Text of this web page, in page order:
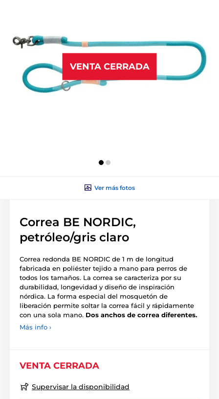
VENTA CERRADA
Ver más fotos
Correa BE NORDIC,
petróleo/gris claro
Correa redonda BE NORDIC de 1 m de longitud
fabricada en poliéster tejido a mano para perros de
todos los tamaños. La correa se caracteriza por su
durabilidad, longevidad y diseño de inspiración
nórdica. La forma especial del mosquetón de
liberación permite soltar la correa fácil y rápidamente
con una sola mano. Dos anchos de correa diferentes.
Más info ›
VENTA CERRADA
Supervisar la disponibilidad